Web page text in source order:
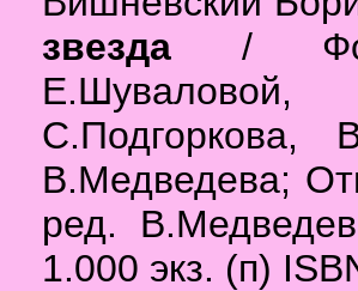
звезда /
С.Подгоркова,
В.Медведева;
ред.
1.000 экз. (п)